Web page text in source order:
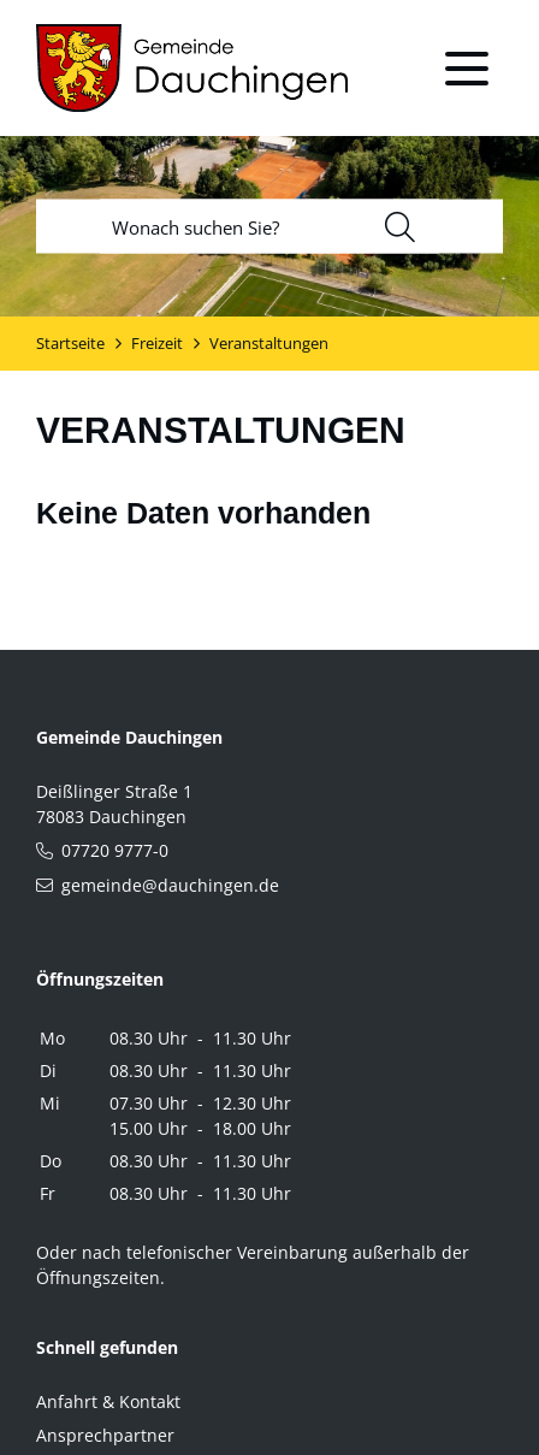
Startseite Freizeit Veranstaltungen
VERANSTALTUNGEN
Keine Daten vorhanden
Gemeinde Dauchingen
Deißlinger Straße 1
78083 Dauchingen
07720 9777-0
gemeinde@dauchingen.de
Öffnungszeiten
Mo
08.30 Uhr - 11.30 Uhr
Di
08.30 Uhr - 11.30 Uhr
Mi
07.30 Uhr - 12.30 Uhr
15.00 Uhr - 18.00 Uhr
Do
08.30 Uhr - 11.30 Uhr
Fr
08.30 Uhr - 11.30 Uhr
Oder nach telefonischer Vereinbarung außerhalb der
Öffnungszeiten.
Schnell gefunden
Anfahrt & Kontakt
Ansprechpartner